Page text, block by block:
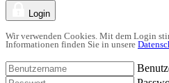
Login
Wir verwenden Cookies. Mit dem Login
Informationen finden Sie in unsere